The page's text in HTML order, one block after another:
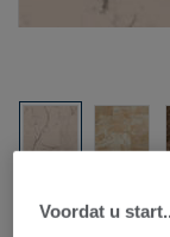
Voordat u